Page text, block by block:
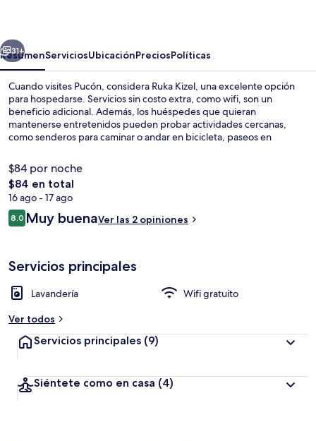
Siguiente
31+
ResumenServiciosUbicaciónPreciosPolíticas
Cuando visites Pucón, considera Ruka Kizel, una excelente opción
para hospedarse. Servicios sin costo extra, como wifi, son un
beneficio adicional. Además, los huéspedes que quieran
mantenerse entretenidos pueden probar actividades cercanas,
como senderos para caminar o andar en bicicleta, paseos en
$84 por noche
El
precio
total
es
$84 en total
16 ago - 17 ago
Opiniones
8.08.0 de 10,
Muy buenaVer las 2 opiniones
Servicios principales
Lavandería
Wifi gratuito
Ver todos
Servicios principales (9)
Siéntete como en casa (4)